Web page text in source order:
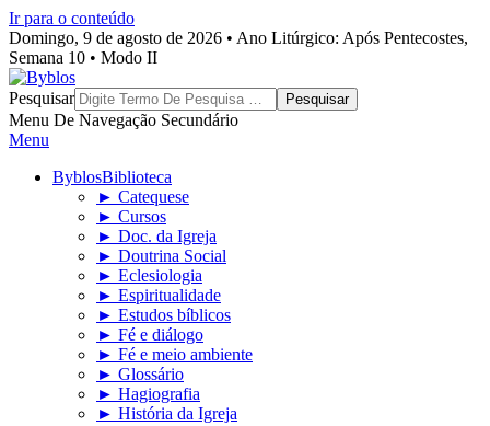
Ir para o conteúdo
Domingo, 9 de agosto de 2026 • Ano Litúrgico: Após Pentecostes,
Semana 10 • Modo II
Byblos
Pesquisar
Menu De Navegação Secundário
Menu
ByblosBiblioteca
► Catequese
► Cursos
► Doc. da Igreja
► Doutrina Social
► Eclesiologia
► Espiritualidade
► Estudos bíblicos
► Fé e diálogo
► Fé e meio ambiente
► Glossário
► Hagiografia
► História da Igreja